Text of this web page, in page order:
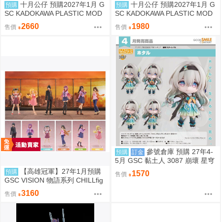
預購 十月公仔 預購2027年1月 G
SC KADOKAWA PLASTIC MOD
EL SERIES 狼與辛香料 赫蘿 DX
Ver 組裝模型 0907
售價 2660
預購 十月公仔 預購2027年1月 G
SC KADOKAWA PLASTIC MOD
EL SERIES 狼與辛香料 赫蘿 組
裝模型 0907
售價 1980
預購
【高雄冠軍】27年1月預購
GSC VISION 物語系列 CHILLfig
g 化物語 中盒6入販售 免訂金092
8
售價 3160
預購 訂金 參號倉庫 預購 27年4-
5月 GSC 黏土人 3087 崩壞 星穹
鐵道 流螢 9/6 超取免訂
售價 1570